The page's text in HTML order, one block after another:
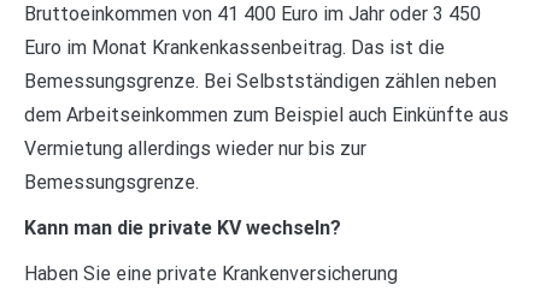
Bruttoeinkommen von 41 400 Euro im Jahr oder 3 450
Euro im Monat Krankenkassenbeitrag. Das ist die
Bemessungsgrenze. Bei Selbstständigen zählen neben
dem Arbeitseinkommen zum Beispiel auch Einkünfte aus
Vermietung allerdings wieder nur bis zur
Bemessungsgrenze.
Kann man die private KV wechseln?
Haben Sie eine private Krankenversicherung